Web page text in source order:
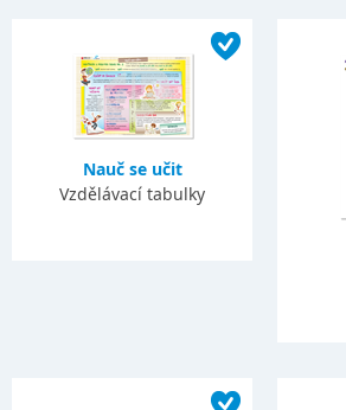
Nauč se učit
Vzdělávací tabulky